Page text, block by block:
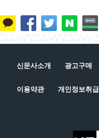
신문사소개 광고구매
이용약관 개인정보취